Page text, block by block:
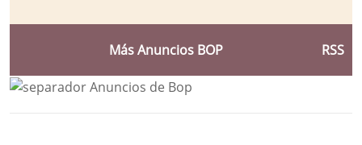
Más Anuncios BOP RSS